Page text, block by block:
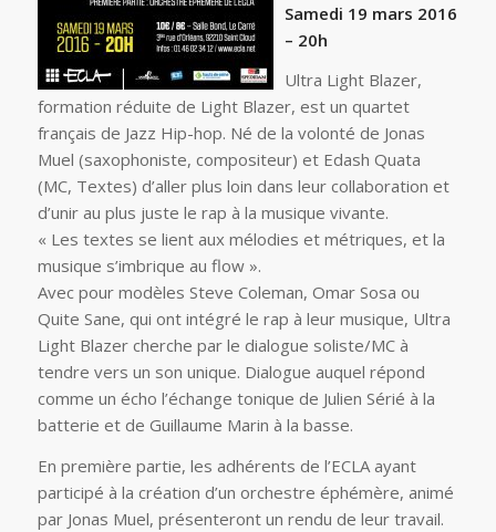
Samedi 19 mars 2016
– 20h
Ultra Light Blazer,
formation réduite de Light Blazer, est un quartet
français de Jazz Hip-hop. Né de la volonté de Jonas
Muel (saxophoniste, compositeur) et Edash Quata
(MC, Textes) d’aller plus loin dans leur collaboration et
d’unir au plus juste le rap à la musique vivante.
« Les textes se lient aux mélodies et métriques, et la
musique s’imbrique au flow ».
Avec pour modèles Steve Coleman, Omar Sosa ou
Quite Sane, qui ont intégré le rap à leur musique, Ultra
Light Blazer cherche par le dialogue soliste/MC à
tendre vers un son unique. Dialogue auquel répond
comme un écho l’échange tonique de Julien Sérié à la
batterie et de Guillaume Marin à la basse.
En première partie, les adhérents de l’ECLA ayant
participé à la création d’un orchestre éphémère, animé
par Jonas Muel, présenteront un rendu de leur travail.